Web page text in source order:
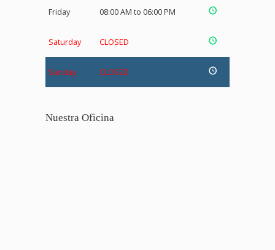
Friday 08:00 AM to 06:00 PM
Saturday CLOSED
Sunday CLOSED
Nuestra Oficina